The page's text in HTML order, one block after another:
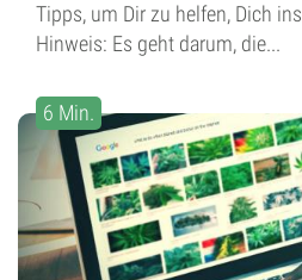
Tipps, um Dir zu helfen, Dich
Hinweis: Es geht darum, die...
6 Min.